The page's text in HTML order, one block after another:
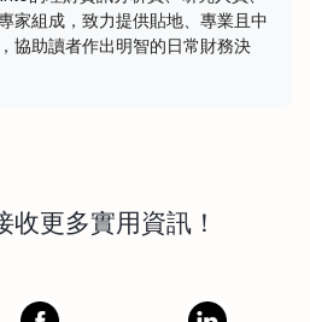
家組成，致力提供貼地、專業且中
協助讀者作出明智的日常財務決
收更多實用資訊！